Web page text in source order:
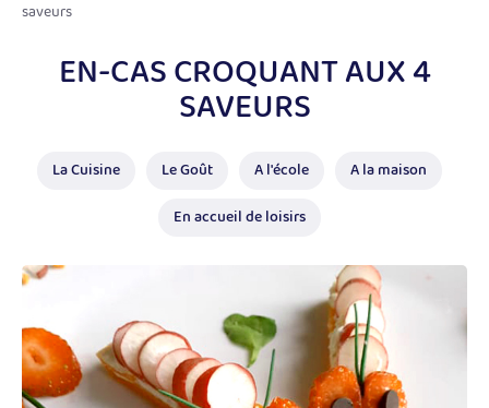
saveurs
EN-CAS CROQUANT AUX 4
SAVEURS
La Cuisine Le Goût A l'école A la maison
En accueil de loisirs